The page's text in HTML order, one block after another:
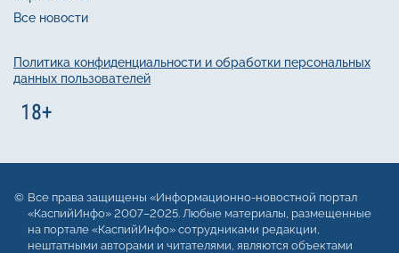
Все новости
Политика конфиденциальности и обработки персональных
данных пользователей
Все права защищены «Информационно-новостной портал
«КаспийИнфо» 2007–2025. Любые материалы, размещенные
на портале «КаспийИнфо» сотрудниками редакции,
нештатными авторами и читателями, являются объектами